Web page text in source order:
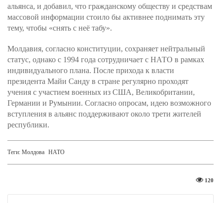
альянса, и добавил, что гражданскому обществу и средствам
массовой информации стоило бы активнее поднимать эту
тему, чтобы «снять с неё табу».
Молдавия, согласно конституции, сохраняет нейтральный
статус, однако с 1994 года сотрудничает с НАТО в рамках
индивидуального плана. После прихода к власти
президента Майи Санду в стране регулярно проходят
учения с участием военных из США, Великобритании,
Германии и Румынии. Согласно опросам, идею возможного
вступления в альянс поддерживают около трети жителей
республики.
Теги: Молдова НАТО
120